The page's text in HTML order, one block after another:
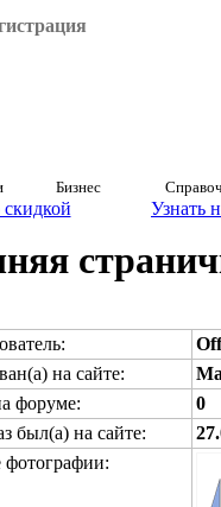
Бизнес
Узнать
на сайте:
форуме:
0
был(а) на сайте: